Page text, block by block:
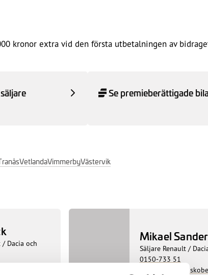
kronor extra vid den första utbetalningen av
Se premieberättigade
VetlandaVimmerbyVästervik
/ Dacia och
Mikael Sander
Säljare Renault /
0150-733 51